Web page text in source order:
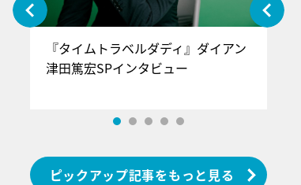
『タイムトラベルダディ』ダイアン
津田篤宏SPインタビュー
ピックアップ記事をもっと見る